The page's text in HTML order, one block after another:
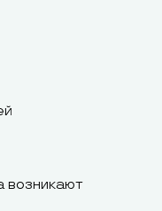
возникают